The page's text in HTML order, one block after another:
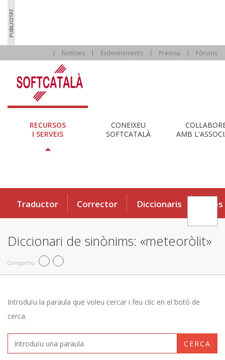
Notícies Esdeveniments Premsa Fòrums
RECURSOS
I SERVEIS
CONEIXEU
SOFTCATALÀ
AMB
Traductor Corrector Diccionaris Eines
Diccionari de sinònims: «meteoròlit»
Compartiu
Introduïu la paraula que voleu cercar i feu clic en el botó de
cerca.
CERCA